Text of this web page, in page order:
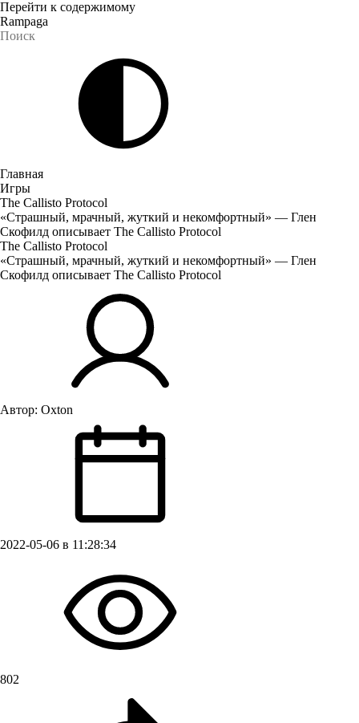
Перейти к содержимому
Rampaga
Главная
Игры
The Callisto Protocol
«Страшный, мрачный, жуткий и некомфортный» — Глен
Скофилд описывает The Callisto Protocol
The Callisto Protocol
«Страшный, мрачный, жуткий и некомфортный» — Глен
Скофилд описывает The Callisto Protocol
Автор: Oxton
2022-05-06 в 11:28:34
802